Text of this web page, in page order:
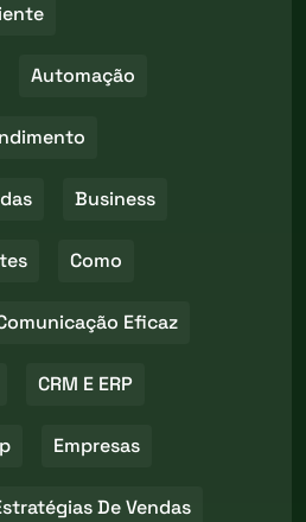
Automação
Business
Como
Eficaz
CRM E ERP
Empresas
De Vendas